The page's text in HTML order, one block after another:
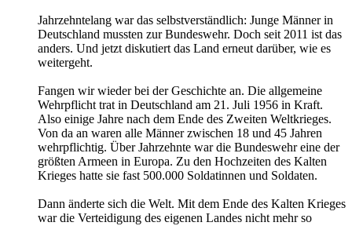
Jahrzehntelang war das selbstverständlich: Junge Männer in
Deutschland mussten zur Bundeswehr. Doch seit 2011 ist das
anders. Und jetzt diskutiert das Land erneut darüber, wie es
weitergeht.
Fangen wir wieder bei der Geschichte an. Die allgemeine
Wehrpflicht trat in Deutschland am 21. Juli 1956 in Kraft.
Also einige Jahre nach dem Ende des Zweiten Weltkrieges.
Von da an waren alle Männer zwischen 18 und 45 Jahren
wehrpflichtig. Über Jahrzehnte war die Bundeswehr eine der
größten Armeen in Europa. Zu den Hochzeiten des Kalten
Krieges hatte sie fast 500.000 Soldatinnen und Soldaten.
Dann änderte sich die Welt. Mit dem Ende des Kalten Krieges
war die Verteidigung des eigenen Landes nicht mehr so